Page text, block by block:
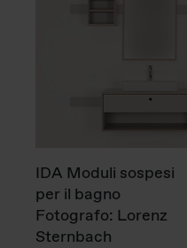
IDA Moduli sospesi
per il bagno
Fotografo: Lorenz
Sternbach